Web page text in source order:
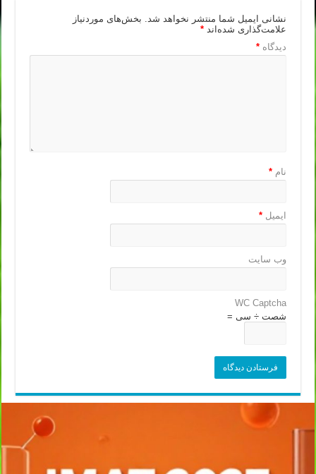
نشانی ایمیل شما منتشر نخواهد شد. بخش‌های موردنیاز
علامت‌گذاری شده‌اند*
دیدگاه*
نام*
ایمیل*
وب‌ سایت
WC Captcha
شصت ÷ سی =